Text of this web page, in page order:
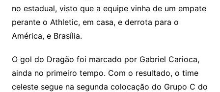
no estadual, visto que a equipe vinha de um empate
perante o Athletic, em casa, e derrota para o
América, e Brasília.
O gol do Dragão foi marcado por Gabriel Carioca,
ainda no primeiro tempo. Com o resultado, o time
celeste segue na segunda colocação do Grupo C do